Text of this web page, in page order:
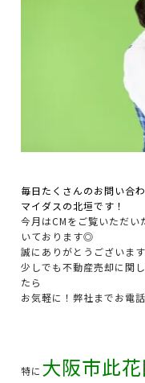
毎日たくさんのお問い合
マイダスの北垣です！
今月はCMをご覧いただ
いております◎
誠にありがとうございます
少しでも不動産売却に関
たら
お気軽に！弊社までお電
特に 大阪市此